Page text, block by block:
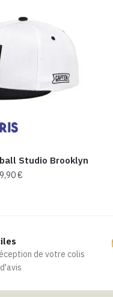
Studio Brooklyn
€
plusieurs
variations.
Les
options
de votre colis